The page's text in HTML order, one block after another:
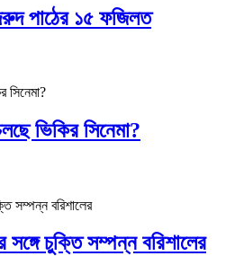
পাঠের ১৫ ফজিলত
ভিকির সিনেমা?
চুক্তি সম্পন্ন বরিশালের